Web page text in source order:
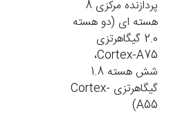
پردازنده مرکزی 8
هسته ای (دو هسته
2.0 گیگاهرتزی
Cortex-A75،
شش هسته 1.8
گیگاهرتزی Cortex-
A55)